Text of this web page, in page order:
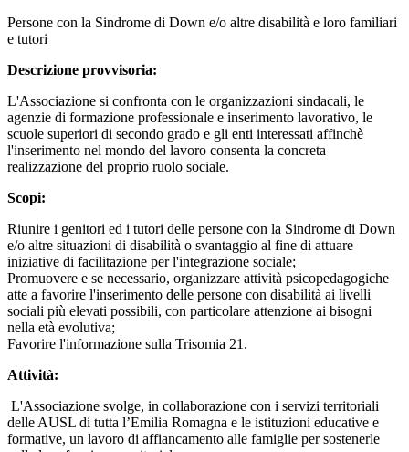
Persone con la Sindrome di Down e/o altre disabilità e loro familiari
e tutori
Descrizione provvisoria:
L'Associazione si confronta con le organizzazioni sindacali, le
agenzie di formazione professionale e inserimento lavorativo, le
scuole superiori di secondo grado e gli enti interessati affinchè
l'inserimento nel mondo del lavoro consenta la concreta
realizzazione del proprio ruolo sociale.
Scopi:
Riunire i genitori ed i tutori delle persone con la Sindrome di Down
e/o altre situazioni di disabilità o svantaggio al fine di attuare
iniziative di facilitazione per l'integrazione sociale;
Promuovere e se necessario, organizzare attività psicopedagogiche
atte a favorire l'inserimento delle persone con disabilità ai livelli
sociali più elevati possibili, con particolare attenzione ai bisogni
nella età evolutiva;
Favorire l'informazione sulla Trisomia 21.
Attività:
L'Associazione svolge, in collaborazione con i servizi territoriali
delle AUSL di tutta l’Emilia Romagna e le istituzioni educative e
formative, un lavoro di affiancamento alle famiglie per sostenerle